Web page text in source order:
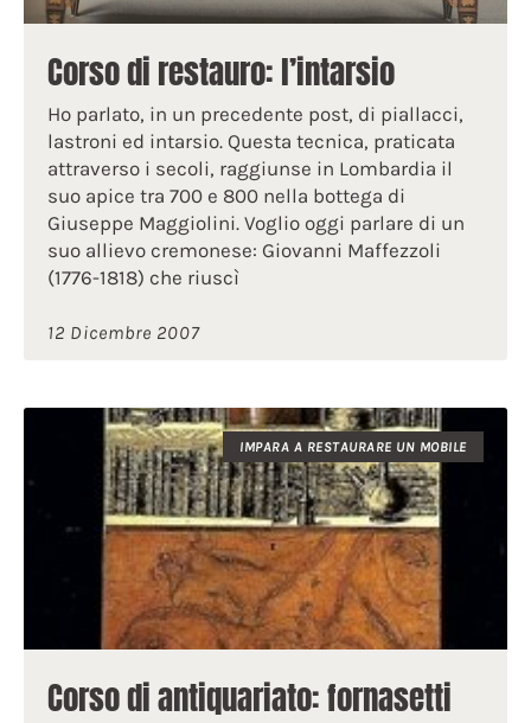
Corso di restauro: l’intarsio
Ho parlato, in un precedente post, di piallacci,
lastroni ed intarsio. Questa tecnica, praticata
attraverso i secoli, raggiunse in Lombardia il
suo apice tra 700 e 800 nella bottega di
Giuseppe Maggiolini. Voglio oggi parlare di un
suo allievo cremonese: Giovanni Maffezzoli
(1776-1818) che riuscì
12 Dicembre 2007
IMPARA A RESTAURARE UN MOBILE
Corso di antiquariato: fornasetti